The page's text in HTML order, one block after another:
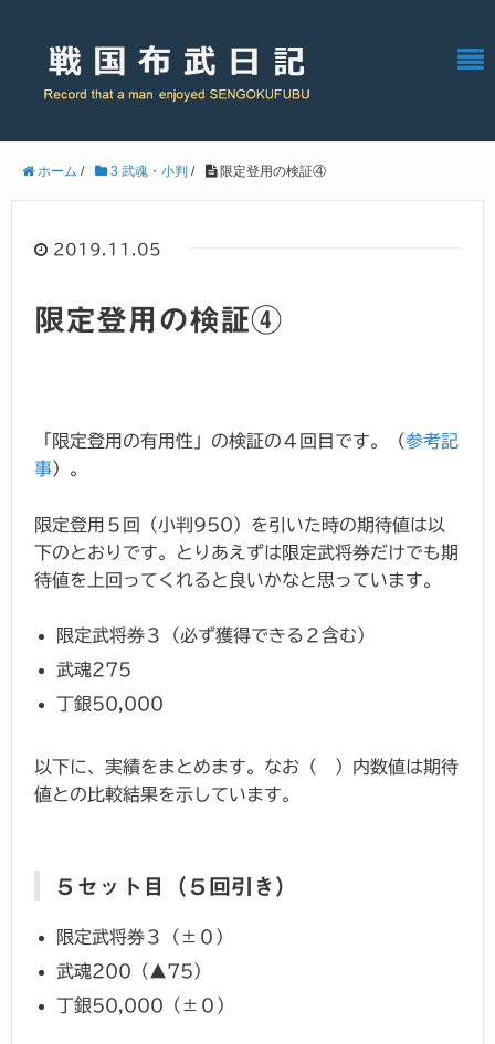
ホーム / 3 武魂・小判 / 限定登用の検証④
2019.11.05
限定登用の検証④
「限定登用の有用性」の検証の４回目です。（参考記
事）。
限定登用５回（小判950）を引いた時の期待値は以
下のとおりです。とりあえずは限定武将券だけでも期
待値を上回ってくれると良いかなと思っています。
限定武将券３（必ず獲得できる２含む）
武魂275
丁銀50,000
以下に、実績をまとめます。なお（ ）内数値は期待
値との比較結果を示しています。
５セット目（５回引き）
限定武将券３（±０）
武魂200（▲75）
丁銀50,000（±０）